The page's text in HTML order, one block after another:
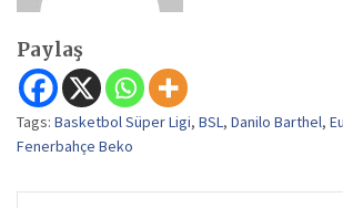
Paylaş
Tags: Basketbol Süper Ligi, BSL, Danilo Barthel,
Fenerbahçe Beko